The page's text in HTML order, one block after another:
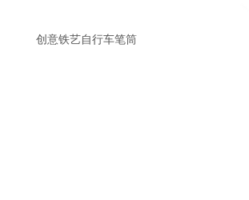
创意铁艺自行车笔筒